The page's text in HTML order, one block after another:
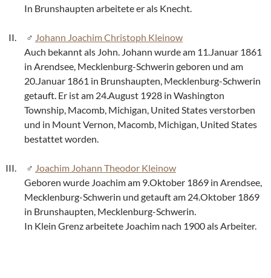
In Brunshaupten arbeitete er als Knecht.
Johann Joachim Christoph Kleinow
Auch bekannt als John. Johann wurde am 11.Januar 1861
in Arendsee, Mecklenburg-Schwerin geboren und am
20.Januar 1861 in Brunshaupten, Mecklenburg-Schwerin
getauft. Er ist am 24.August 1928 in Washington
Township, Macomb, Michigan, United States verstorben
und in Mount Vernon, Macomb, Michigan, United States
bestattet worden.
Joachim Johann Theodor Kleinow
Geboren wurde Joachim am 9.Oktober 1869 in Arendsee,
Mecklenburg-Schwerin und getauft am 24.Oktober 1869
in Brunshaupten, Mecklenburg-Schwerin.
In Klein Grenz arbeitete Joachim nach 1900 als Arbeiter.